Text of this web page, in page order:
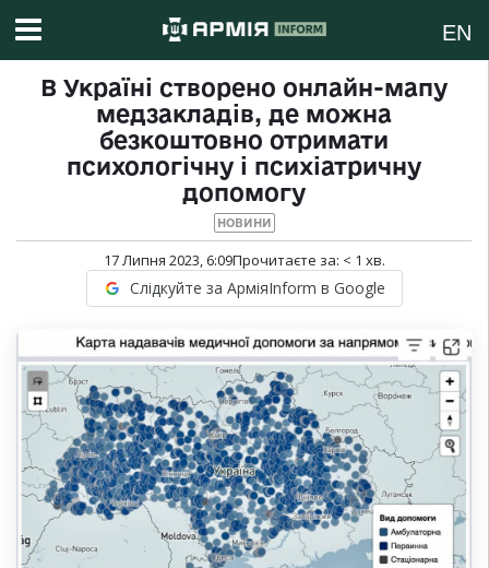
EN
В Україні створено онлайн-мапу
медзакладів, де можна
безкоштовно отримати
психологічну і психіатричну
допомогу
НОВИНИ
17 Липня 2023, 6:09Прочитаєте за: < 1 хв.
Слідкуйте за АрміяInform в Google